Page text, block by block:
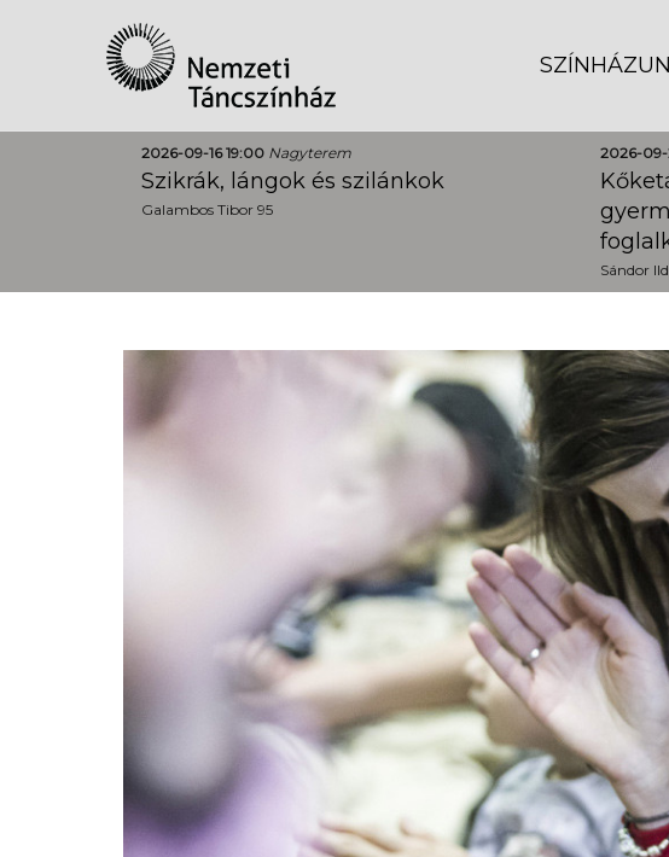
2026-09-16 19:00 Nagyterem
Szikrák, lángok és szilánkok
Galambos Tibor 95
2026-
Sándor